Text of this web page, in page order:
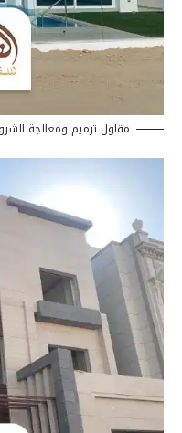
مقاول ترميم ومعالجة